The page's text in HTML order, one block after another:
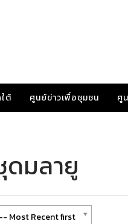
ต้ ศูนย์ข่าวเพื่อชุมชน ศู
ดมลายู
Most Recent first